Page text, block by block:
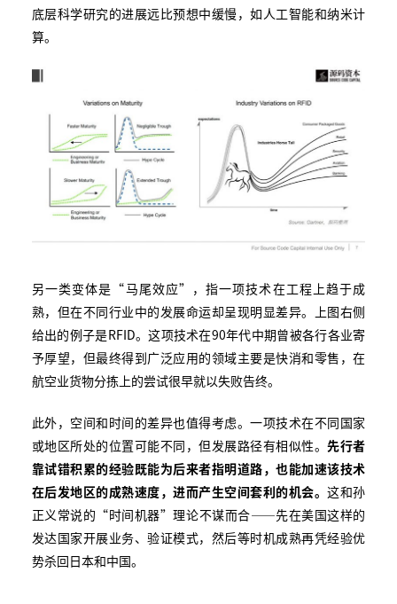
底层科学研究的进展远比预想中缓慢，如人工智能和纳米计
算。
另一类变体是“马尾效应”，指一项技术在工程上趋于成
熟，但在不同行业中的发展命运却呈现明显差异。上图右侧
给出的例子是RFID。这项技术在90年代中期曾被各行各业寄
予厚望，但最终得到广泛应用的领域主要是快消和零售，在
航空业货物分拣上的尝试很早就以失败告终。
此外，空间和时间的差异也值得考虑。一项技术在不同国家
或地区所处的位置可能不同，但发展路径有相似性。先行者
靠试错积累的经验既能为后来者指明道路，也能加速该技术
在后发地区的成熟速度，进而产生空间套利的机会。这和孙
正义常说的“时间机器”理论不谋而合——先在美国这样的
发达国家开展业务、验证模式，然后等时机成熟再凭经验优
势杀回日本和中国。